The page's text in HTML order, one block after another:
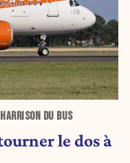
DU BUS
le dos à